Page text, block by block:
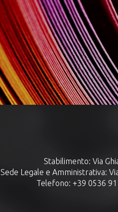
Stabilimento: Via
Sede Legale e Amministrativa:
Telefono: +39 0536